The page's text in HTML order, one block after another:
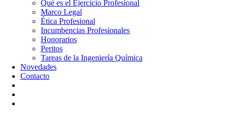
Qué es el Ejercicio Profesional
Marco Legal
Ética Profesional
Incumbencias Profesionales
Honorarios
Peritos
Tareas de la Ingeniería Química
Novedades
Contacto